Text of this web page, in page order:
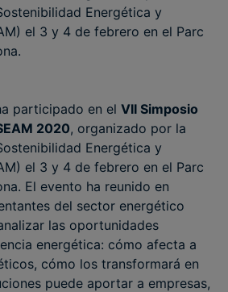
Energética y
el 3 y 4 de febrero en el Parc
participado en el VII Simposio
2020, organizado por la
Energética y
el 3 y 4 de febrero en el Parc
El evento ha reunido en
del sector energético
las oportunidades
energética: cómo afecta a
cómo los transformará en
puede aportar a empresas,